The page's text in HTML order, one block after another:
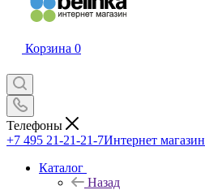
Корзина 0
Телефоны
+7 495 21-21-21-7Интернет магазин
Каталог
Назад